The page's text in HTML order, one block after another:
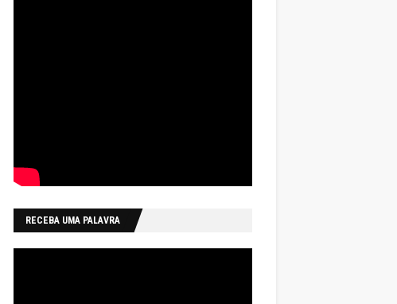
RECEBA UMA PALAVRA